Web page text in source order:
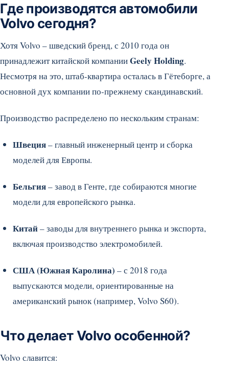
Где производятся автомобили
Volvo сегодня?
Хотя Volvo – шведский бренд, с 2010 года он
принадлежит китайской компанииGeely Holding.
Несмотря на это, штаб-квартира осталась в Гётеборге, а
основной дух компании по-прежнему скандинавский.
Производство распределено по нескольким странам:
Швеция– главный инженерный центр и сборка
моделей для Европы.
Бельгия– завод в Генте, где собираются многие
модели для европейского рынка.
Китай– заводы для внутреннего рынка и экспорта,
включая производство электромобилей.
США (Южная Каролина) – с 2018 года
выпускаются модели, ориентированные на
американский рынок (например, Volvo S60).
Что делает Volvo особенной?
Volvo славится: